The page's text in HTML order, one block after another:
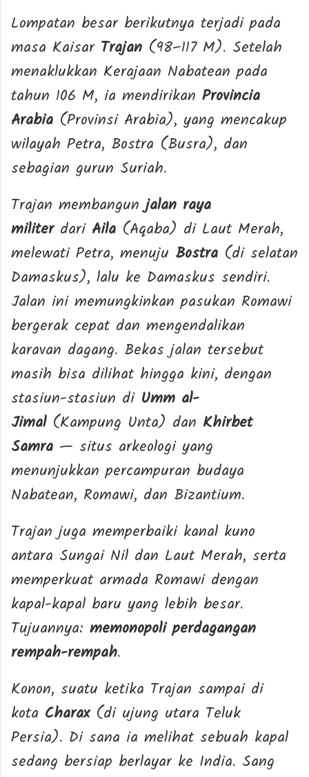
Lompatan besar berikutnya terjadi pada
masa Kaisar Trajan (98–117 M). Setelah
menaklukkan Kerajaan Nabatean pada
tahun 106 M, ia mendirikan Provincia
Arabia (Provinsi Arabia), yang mencakup
wilayah Petra, Bostra (Busra), dan
sebagian gurun Suriah.
Trajan membangunjalan raya
militerdari Aila (Aqaba) di Laut Merah,
melewati Petra, menuju Bostra (di selatan
Damaskus), lalu ke Damaskus sendiri.
Jalan ini memungkinkan pasukan Romawi
bergerak cepat dan mengendalikan
karavan dagang. Bekas jalan tersebut
masih bisa dilihat hingga kini, dengan
stasiun-stasiun di Umm al-
Jimal(Kampung Unta) dan Khirbet
Samra — situs arkeologi yang
menunjukkan percampuran budaya
Nabatean, Romawi, dan Bizantium.
Trajan juga memperbaiki kanal kuno
antara Sungai Nil dan Laut Merah, serta
memperkuat armada Romawi dengan
kapal-kapal baru yang lebih besar.
Tujuannya: memonopoli perdagangan
rempah-rempah.
Konon, suatu ketika Trajan sampai di
kota Charax(di ujung utara Teluk
Persia). Di sana ia melihat sebuah kapal
sedang bersiap berlayar ke India. Sang